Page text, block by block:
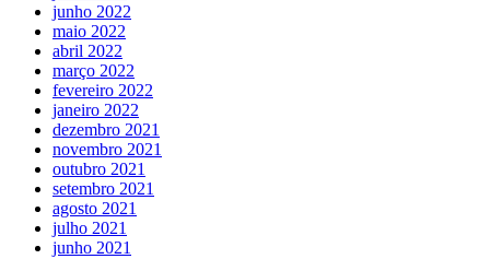
junho 2022
maio 2022
abril 2022
março 2022
fevereiro 2022
janeiro 2022
dezembro 2021
novembro 2021
outubro 2021
setembro 2021
agosto 2021
julho 2021
junho 2021